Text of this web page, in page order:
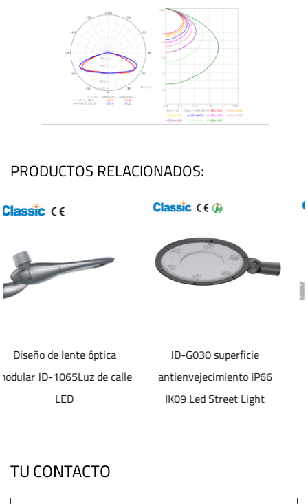
PRODUCTOS RELACIONADOS:
calle
JD-G030 superficie
antienvejecimiento IP66
IK09 Led Street Light
Luz de calle Led
electrostática
antienvejecimiento
TU CONTACTO